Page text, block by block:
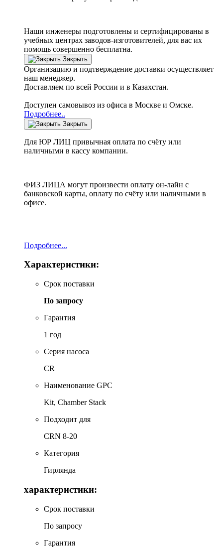
Наши инженеры подготовлены и сертифицированы в
учебных центрах заводов-изготовителей, для вас их
помощь совершенно бесплатна.
Закрыть
Организацию и подтверждение доставки осуществляет
наш менеджер.
Доставляем по всей России и в Казахстан.
Доступен самовывоз из офиса в Москве и Омске.
Подробнее..
Закрыть
Для ЮР ЛИЦ привычная оплата по счёту или
наличными в кассу компании.
ФИЗ ЛИЦА могут произвести оплату он-лайн с
банковской карты, оплату по счёту или наличными в
офисе.
Подробнее...
Характеристики:
Срок поставки
По запросу
Гарантия
1 год
Серия насоса
CR
Наименование GPC
Kit, Chamber Stack
Подходит для
CRN 8-20
Категория
Гирлянда
характеристики:
Срок поставки
По запросу
Гарантия